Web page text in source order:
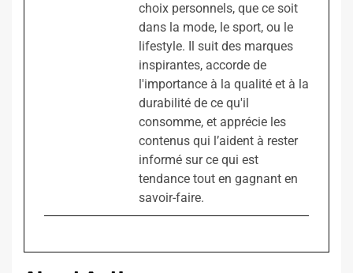
choix personnels, que ce soit
dans la mode, le sport, ou le
lifestyle. Il suit des marques
inspirantes, accorde de
l'importance à la qualité et à la
durabilité de ce qu'il
consomme, et apprécie les
contenus qui l’aident à rester
informé sur ce qui est
tendance tout en gagnant en
savoir-faire.